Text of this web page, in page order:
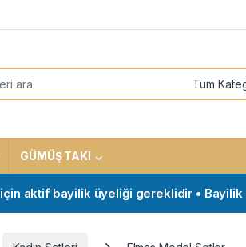
GÜMÜŞ TAKI
bayilik üyeliği gereklidir • Bayilik